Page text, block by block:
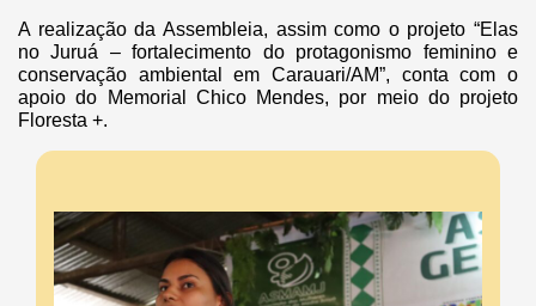
A realização da Assembleia, assim como o projeto “Elas
no Juruá – fortalecimento do protagonismo feminino e
conservação ambiental em Carauari/AM”, conta com o
apoio do Memorial Chico Mendes, por meio do projeto
Floresta +.